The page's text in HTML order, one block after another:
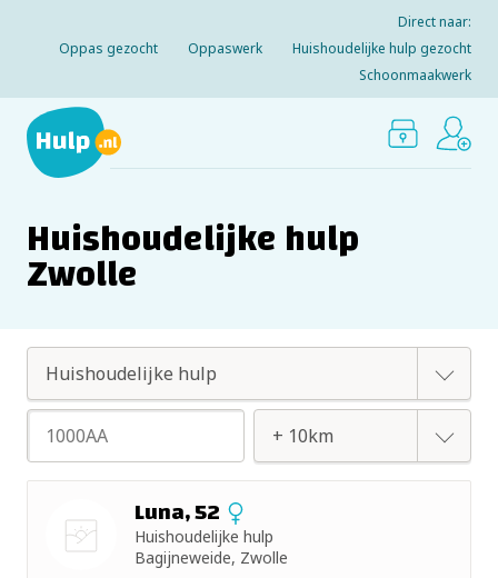
Direct naar:
Oppas gezocht
Oppaswerk
Huishoudelijke hulp gezocht
Schoonmaakwerk
Huishoudelijke hulp
Zwolle
Oppas
Huishoudelijke hulp + 2km
Luna, 52
Huishoudelijke hulp
Bagijneweide, Zwolle